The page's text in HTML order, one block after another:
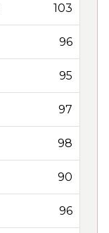
103
96
95
97
98
90
96